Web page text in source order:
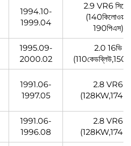
1994.10-
1999.04
2.9 VR6
(140কিলোওয়াট,
190পিএস)
1995.09-
2000.02
2.0 16ভি
1991.06-
1997.05
2.8 VR6
1991.06-
1996.08
2.8 VR6